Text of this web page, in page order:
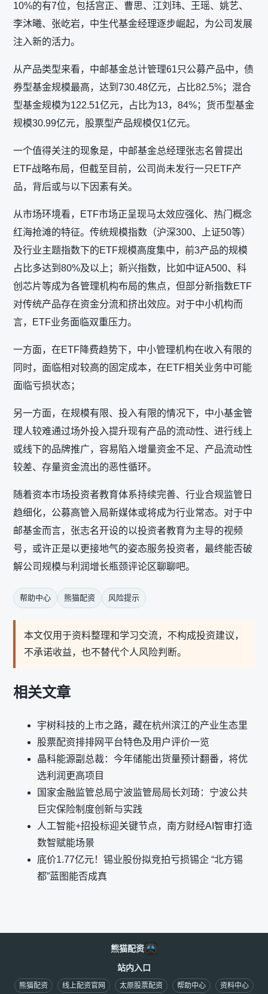
10%的有7位，包括宫正、曹思、江刘玮、王瑶、姚艺、
李沐曦、张屹岩，中生代基金经理逐步崛起，为公司发展
注入新的活力。
从产品类型来看，中邮基金总计管理61只公募产品中，债
券型基金规模最高，达到730.48亿元，占比82.5%；混合
型基金规模为122.51亿元，占比为13，84%；货币型基金
规模30.99亿元，股票型产品规模仅1亿元。
一个值得关注的现象是，中邮基金总经理张志名曾提出
ETF战略布局，但截至目前，公司尚未发行一只ETF产
品，背后或与以下因素有关。
从市场环境看，ETF市场正呈现马太效应强化、热门概念
红海抢滩的特征。传统规模指数（沪深300、上证50等）
及行业主题指数下的ETF规模高度集中，前3产品的规模
占比多达到80%及以上；新兴指数，比如中证A500、科
创芯片等成为各管理机构布局的焦点，但部分新指数ETF
对传统产品存在资金分流和挤出效应。对于中小机构而
言，ETF业务面临双重压力。
一方面，在ETF降费趋势下，中小管理机构在收入有限的
同时，面临相对较高的固定成本，在ETF相关业务中可能
面临亏损状态；
另一方面，在规模有限、投入有限的情况下，中小基金管
理人较难通过场外投入提升现有产品的流动性、进行线上
或线下的品牌推广，容易陷入增量资金不足、产品流动性
较差、存量资金流出的恶性循环。
随着资本市场投资者教育体系持续完善、行业合规监管日
趋细化，公募高管入局新媒体或将成为行业常态。对于中
邮基金而言，张志名开设的以投资者教育为主导的视频
号，或许正是以更接地气的姿态服务投资者，最终能否破
解公司规模与利润增长瓶颈评论区聊聊吧。
帮助中心 熊猫配资 风险提示
本文仅用于资料整理和学习交流，不构成投资建议，
不承诺收益，也不替代个人风险判断。
相关文章
宇树科技的上市之路，藏在杭州滨江的产业生态里
股票配资排排网平台特色及用户评价一览
晶科能源副总裁：今年储能出货量预计翻番，将优
选利润更高项目
国家金融监管总局宁波监管局局长刘琦：宁波公共
巨灾保险制度创新与实践
人工智能+招投标迎关键节点，南方财经AI智审打造
数智赋能场景
底价1.77亿元！锡业股份拟竞拍亏损锡企 “北方锡
都”蓝图能否成真
熊猫配资
站内入口
熊猫配资 线上配资官网 太原股票配资 帮助中心 资料中心